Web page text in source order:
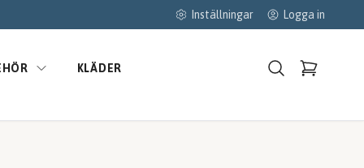
Inställningar Logga in
KLÄDER